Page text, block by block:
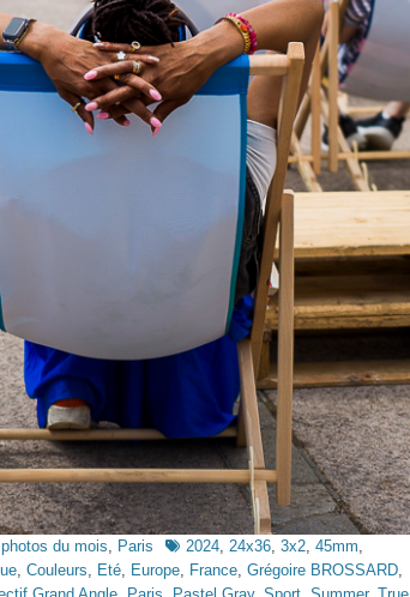
du mois Paris Tags2024 24x36 3x2 45mm
Couleurs Eté Europe France Grégoire BROSSARD
Grand Angle Paris Pastel Gray, Sport Summer, True